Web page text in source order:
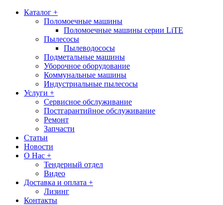
Каталог +
Поломоечные машины
Поломоечные машины серии LiTE
Пылесосы
Пылеводососы
Подметальные машины
Уборочное оборудование
Коммунальные машины
Индустриальные пылесосы
Услуги +
Сервисное обслуживание
Постгарантийное обслуживание
Ремонт
Запчасти
Статьи
Новости
О Нас +
Тендерный отдел
Видео
Доставка и оплата +
Лизинг
Контакты